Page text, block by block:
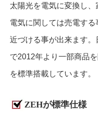
太陽光を電気に変換し
電気に関しては売電す
近づける事が出来ます
で2012年より一部商品
を標準搭載しています。
ZEHが標準仕様